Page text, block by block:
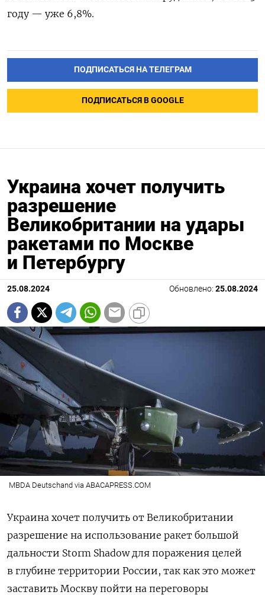
году — уже 6,8%.
ПОДПИСАТЬСЯ НА ТЕЛЕГРАМ
ПОДПИСАТЬСЯ В GOOGLE
Украина хочет получить
разрешение
Великобритании на удары
ракетами по Москве
и Петербургу
25.08.2024 Обновлено: 25.08.2024
MBDA Deutschand via ABACAPRESS.COM
Украина хочет получить от Великобритании
разрешение на использование ракет большой
дальности Storm Shadow для поражения целей
в глубине территории России, так как это может
заставить Москву пойти на переговоры